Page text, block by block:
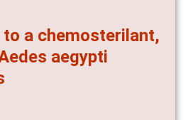
to a chemosterilant,
aegypti